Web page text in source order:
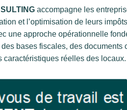
accompagne les
et l’optimisation de leurs
une approche opérationnelle
des bases fiscales, des documents
caractéristiques réelles des locaux.